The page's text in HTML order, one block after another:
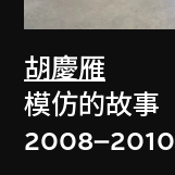
胡慶雁
模仿的故事
2008–2010